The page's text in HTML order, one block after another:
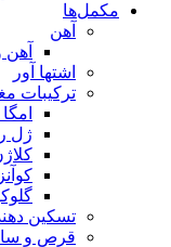
مکمل‌ها
آهن
آهن
اشتها آور
ترکیبات
امگا ۳ و روغن ماهی
ژل
تسکین
قرص و